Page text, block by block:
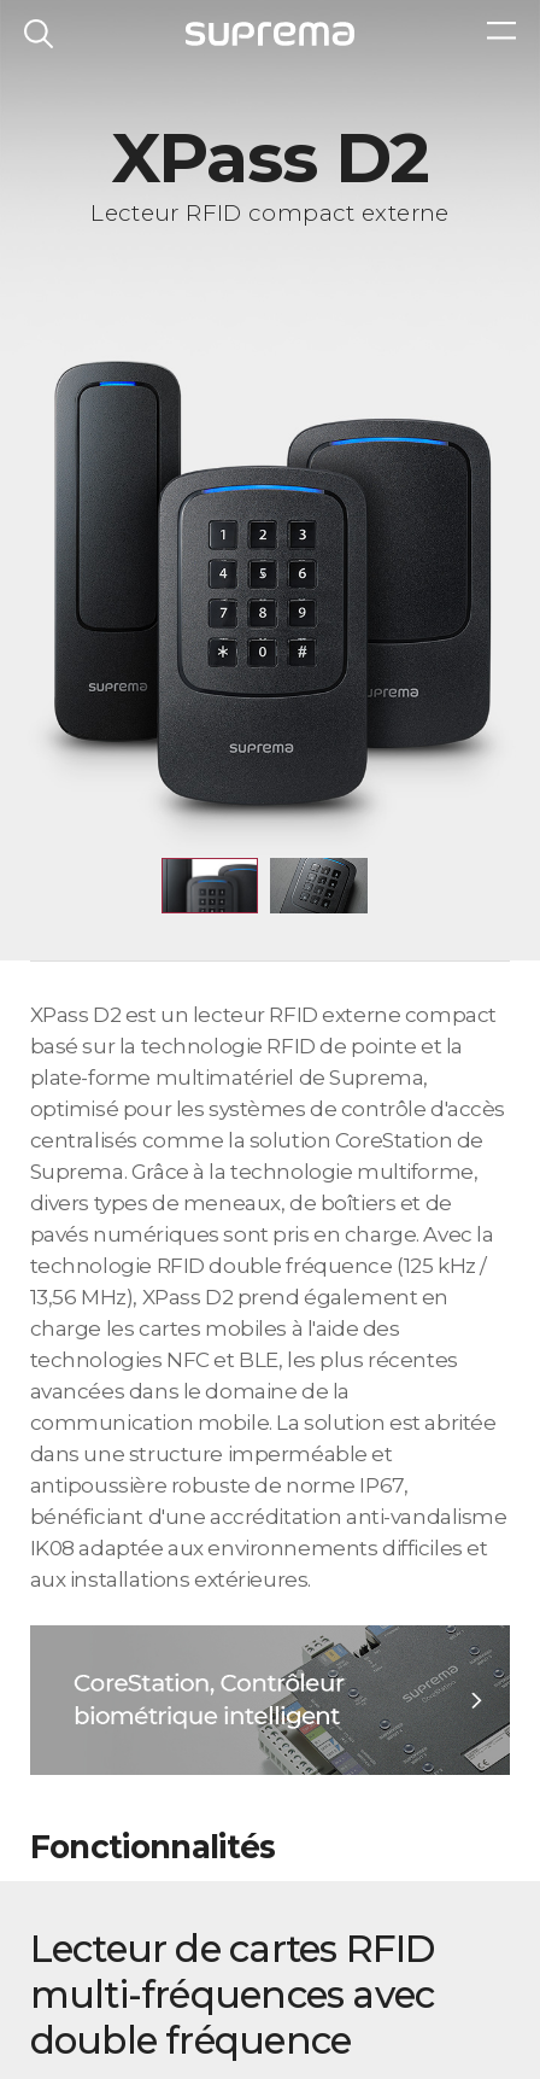
XPass D2
Lecteur RFID compact externe
XPass D2 est un lecteur RFID externe compact
basé sur la technologie RFID de pointe et la
plate-forme multimatériel de Suprema,
optimisé pour les systèmes de contrôle d'accès
centralisés comme la solution CoreStation de
Suprema. Grâce à la technologie multiforme,
divers types de meneaux, de boîtiers et de
pavés numériques sont pris en charge. Avec la
technologie RFID double fréquence (125 kHz /
13,56 MHz), XPass D2 prend également en
charge les cartes mobiles à l'aide des
technologies NFC et BLE, les plus récentes
avancées dans le domaine de la
communication mobile. La solution est abritée
dans une structure imperméable et
antipoussière robuste de norme IP67,
bénéficiant d'une accréditation anti-vandalisme
IK08 adaptée aux environnements difficiles et
aux installations extérieures.
Fonctionnalités
Lecteur de cartes RFID
multi-fréquences avec
double fréquence